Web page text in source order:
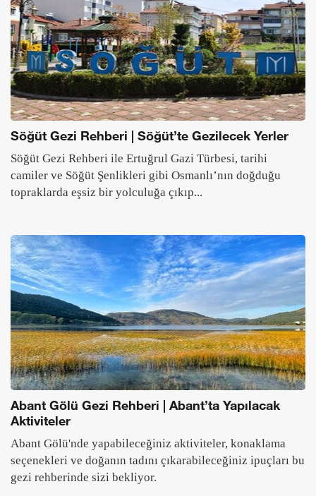
Söğüt Gezi Rehberi | Söğüt’te Gezilecek Yerler
Söğüt Gezi Rehberi ile Ertuğrul Gazi Türbesi, tarihi
camiler ve Söğüt Şenlikleri gibi Osmanlı’nın doğduğu
topraklarda eşsiz bir yolculuğa çıkıp...
Abant Gölü Gezi Rehberi | Abant’ta Yapılacak
Aktiviteler
Abant Gölü'nde yapabileceğiniz aktiviteler, konaklama
seçenekleri ve doğanın tadını çıkarabileceğiniz ipuçları bu
gezi rehberinde sizi bekliyor.